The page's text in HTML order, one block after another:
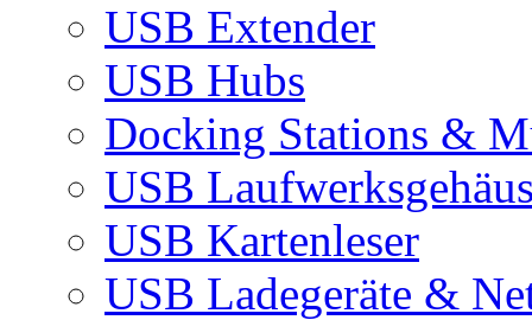
USB Extender
USB Hubs
Docking Stations &
USB
USB Kartenleser
USB Ladegeräte &